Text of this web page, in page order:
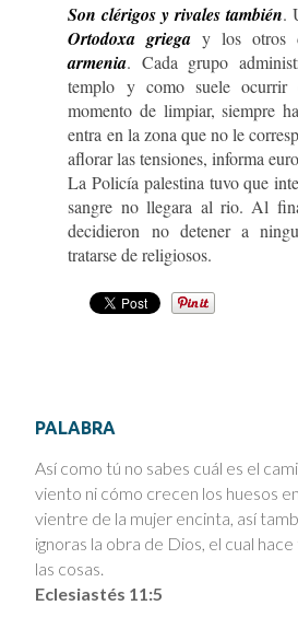
Son clérigos y rivales también.
Ortodoxa griega y los otros
armenia. Cada grupo
templo y como suele ocurrir
momento de limpiar, siempre
entra en la zona que no le
aflorar las tensiones, informa
La Policía palestina tuvo que
sangre no llegara al rio. Al
decidieron no detener a
tratarse de religiosos.
PALABRA
Así como tú no sabes cuál es el
viento ni cómo crecen los huesos
vientre de la mujer encinta, así
ignoras la obra de Dios, el cual
las cosas.
Eclesiastés 11:5